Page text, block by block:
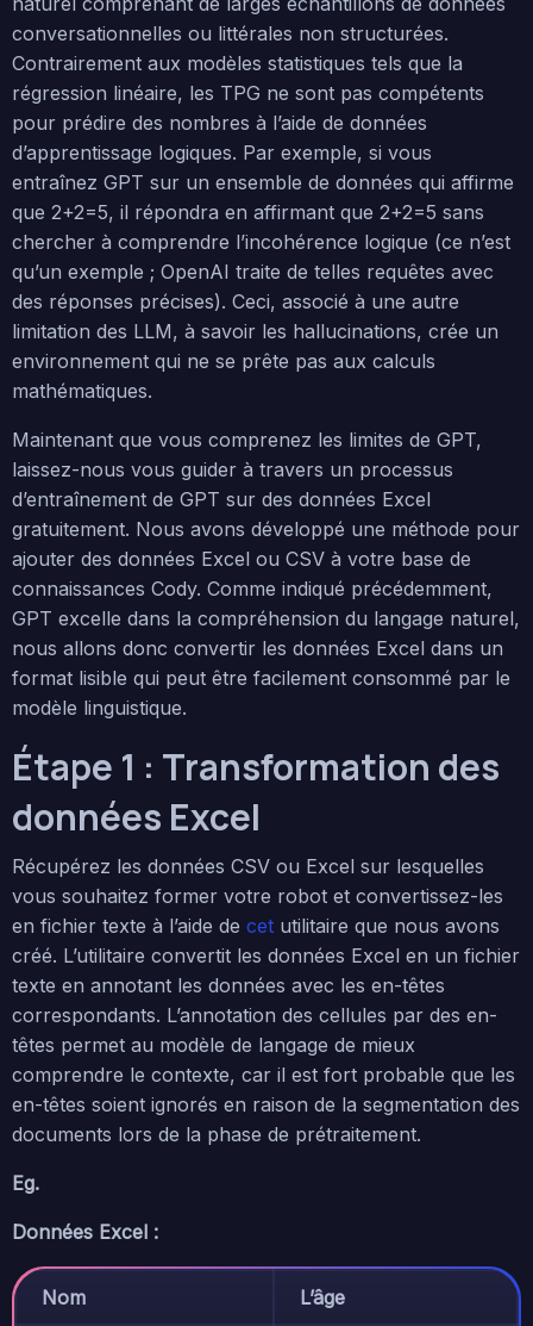
conversationnelles ou littérales non structurées.
Contrairement aux modèles statistiques tels que la
régression linéaire, les TPG ne sont pas compétents
pour prédire des nombres à l’aide de données
d’apprentissage logiques. Par exemple, si vous
entraînez GPT sur un ensemble de données qui affirme
que 2+2=5, il répondra en affirmant que 2+2=5 sans
chercher à comprendre l’incohérence logique (ce n’est
qu’un exemple ; OpenAI traite de telles requêtes avec
des réponses précises). Ceci, associé à une autre
limitation des LLM, à savoir les hallucinations, crée un
environnement qui ne se prête pas aux calculs
mathématiques.
Maintenant que vous comprenez les limites de GPT,
laissez-nous vous guider à travers un processus
d’entraînement de GPT sur des données Excel
gratuitement. Nous avons développé une méthode pour
ajouter des données Excel ou CSV à votre base de
connaissances Cody. Comme indiqué précédemment,
GPT excelle dans la compréhension du langage naturel,
nous allons donc convertir les données Excel dans un
format lisible qui peut être facilement consommé par le
modèle linguistique.
Étape 1 : Transformation des
données Excel
Récupérez les données CSV ou Excel sur lesquelles
vous souhaitez former votre robot et convertissez-les
en fichier texte à l’aide de cet utilitaire que nous avons
créé. L’utilitaire convertit les données Excel en un fichier
texte en annotant les données avec les en-têtes
correspondants. L’annotation des cellules par des en-
têtes permet au modèle de langage de mieux
comprendre le contexte, car il est fort probable que les
en-têtes soient ignorés en raison de la segmentation des
documents lors de la phase de prétraitement.
Eg.
Données Excel :
Nom L’âge